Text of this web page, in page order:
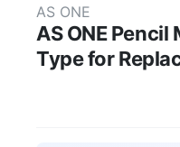
AS ONE
AS ONE
Type for